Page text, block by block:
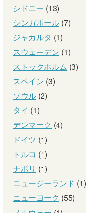
シドニー (13)
シンガポール (7)
ジャカルタ (1)
スウェーデン (1)
ストックホルム (3)
スペイン (3)
ソウル (2)
タイ (1)
デンマーク (4)
ドイツ (1)
トルコ (1)
ナポリ (1)
ニュージーランド (1)
ニューヨーク (55)